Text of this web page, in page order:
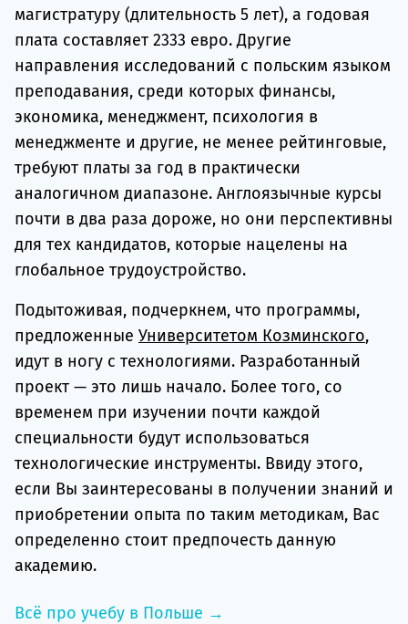
магистратуру (длительность 5 лет), а годовая
плата составляет 2333 евро. Другие
направления исследований с польским языком
преподавания, среди которых финансы,
экономика, менеджмент, психология в
менеджменте и другие, не менее рейтинговые,
требуют платы за год в практически
аналогичном диапазоне. Англоязычные курсы
почти в два раза дороже, но они перспективны
для тех кандидатов, которые нацелены на
глобальное трудоустройство.
Подытоживая, подчеркнем, что программы,
предложенные Университетом Козминского,
идут в ногу с технологиями. Разработанный
проект — это лишь начало. Более того, со
временем при изучении почти каждой
специальности будут использоваться
технологические инструменты. Ввиду этого,
если Вы заинтересованы в получении знаний и
приобретении опыта по таким методикам, Вас
определенно стоит предпочесть данную
академию.
Всё про учебу в Польше →